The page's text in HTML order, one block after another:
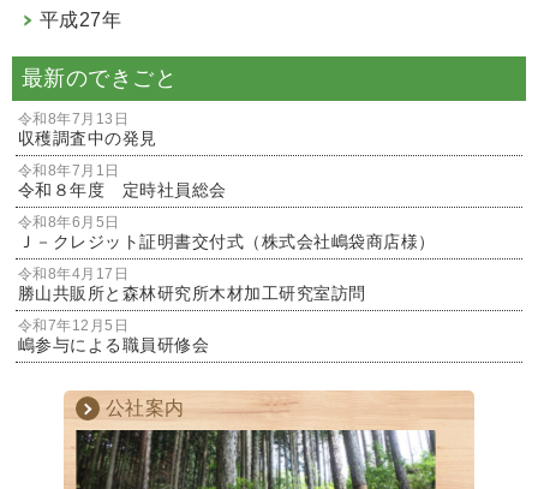
平成27年
最新のできごと
令和8年7月13日
収穫調査中の発見
令和8年7月1日
令和８年度 定時社員総会
令和8年6月5日
Ｊ－クレジット証明書交付式（株式会社嶋袋商店様）
令和8年4月17日
勝山共販所と森林研究所木材加工研究室訪問
令和7年12月5日
嶋参与による職員研修会
公社案内